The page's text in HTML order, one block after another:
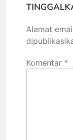
Alamat
Komentar *